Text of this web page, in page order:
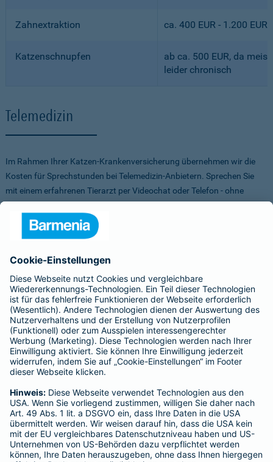
Zahnextraktion ca. 400 EUR - 1.200 EUR
Katzenschnupfen
ab ca. 500 EUR, da
leider chronisch
Telemedizin
Im Rahmen Ihrer Katzen-Krankenversicherung übernehmen wir die
Kosten für Sprechstunden bei Telemedizin-Anbietern. Sprechen Sie
mit einem erfahrenen Tierarzt per Videochat oder Telefon - ohne
Stress für Sie und Ihr Tier.
Um Ihnen die Auswahl der Anbieter zu erleichtern, haben wir vorab
Anbieter verglichen, getestet und Vorteile für Sie vereinbart. Sowohl
bei FirstVet als auch bei Pfotendoctor profitieren Sie von einer
Direktabrechnung. Die Kosten werden also direkt zwischen dem
Anbieter und uns abgerechnet.
Für mehr Infos zu den Anbietern klicken Sie auf die Logos.